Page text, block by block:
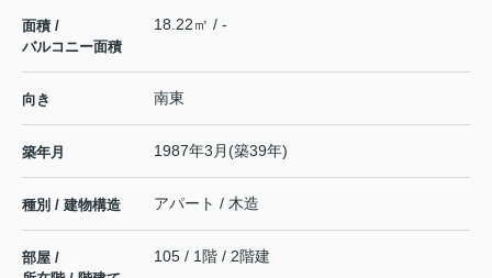
面積 /
バルコニー面積
18.22㎡ / -
向き 南東
築年月 1987年3月(築39年)
種別 / 建物構造 アパート / 木造
部屋 /
105 / 1階 / 2階建